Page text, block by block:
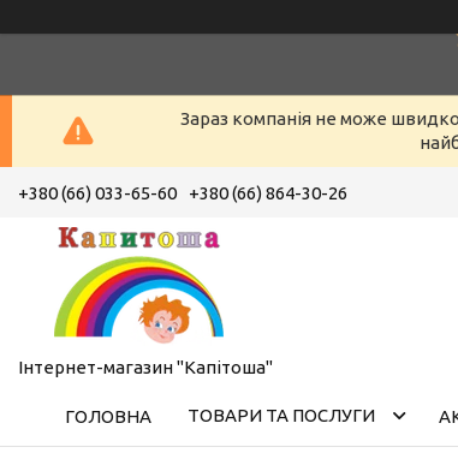
Зараз компанія не може
+380 (66) 033-65-60 +380 (66) 864-30-26
Інтернет-магазин "Капітоша"
ГОЛОВНА ТОВАРИ ТА ПОСЛУГИ